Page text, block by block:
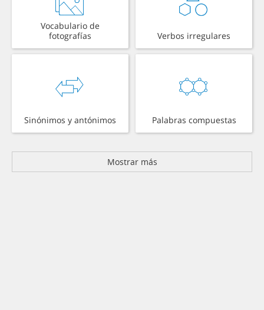
Vocabulario de
fotografías
Verbos irregulares
Sinónimos y antónimos Palabras compuestas
Mostrar más